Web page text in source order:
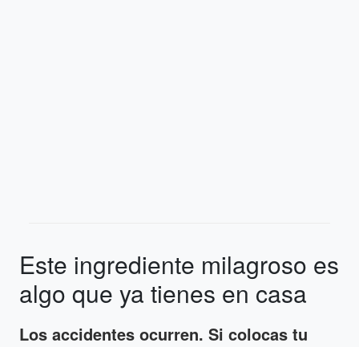
Este ingrediente milagroso es
algo que ya tienes en casa
Los accidentes ocurren. Si colocas tu